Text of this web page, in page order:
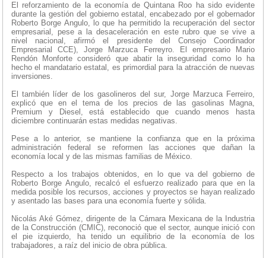
El reforzamiento de la economía de Quintana Roo ha sido evidente
durante la gestión del gobierno estatal, encabezado por el gobernador
Roberto Borge Angulo, lo que ha permitido la recuperación del sector
empresarial, pese a la desaceleración en este rubro que se vive a
nivel nacional, afirmó el presidente del Consejo Coordinador
Empresarial CCE), Jorge Marzuca Ferreyro. El empresario Mario
Rendón Monforte consideró que abatir la inseguridad como lo ha
hecho el mandatario estatal, es primordial para la atracción de nuevas
inversiones.
El también líder de los gasolineros del sur, Jorge Marzuca Ferreiro,
explicó que en el tema de los precios de las gasolinas Magna,
Premium y Diesel, está establecido que cuando menos hasta
diciembre continuarán estas medidas negativas.
Pese a lo anterior, se mantiene la confianza que en la próxima
administración federal se reformen las acciones que dañan la
economía local y de las mismas familias de México.
Respecto a los trabajos obtenidos, en lo que va del gobierno de
Roberto Borge Angulo, recalcó el esfuerzo realizado para que en la
medida posible los recursos, acciones y proyectos se hayan realizado
y asentado las bases para una economía fuerte y sólida.
Nicolás Aké Gómez, dirigente de la Cámara Mexicana de la Industria
de la Construcción (CMIC), reconoció que el sector, aunque inició con
el pie izquierdo, ha tenido un equilibrio de la economía de los
trabajadores, a raíz del inicio de obra pública.